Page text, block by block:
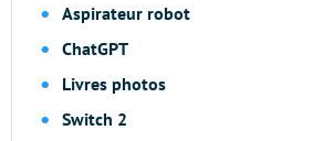
Aspirateur robot
ChatGPT
Livres photos
Switch 2